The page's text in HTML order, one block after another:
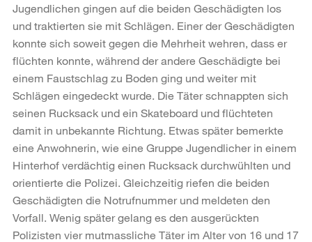
Jugendlichen gingen auf die beiden Geschädigten los
und traktierten sie mit Schlägen. Einer der Geschädigten
konnte sich soweit gegen die Mehrheit wehren, dass er
flüchten konnte, während der andere Geschädigte bei
einem Faustschlag zu Boden ging und weiter mit
Schlägen eingedeckt wurde. Die Täter schnappten sich
seinen Rucksack und ein Skateboard und flüchteten
damit in unbekannte Richtung. Etwas später bemerkte
eine Anwohnerin, wie eine Gruppe Jugendlicher in einem
Hinterhof verdächtig einen Rucksack durchwühlten und
orientierte die Polizei. Gleichzeitig riefen die beiden
Geschädigten die Notrufnummer und meldeten den
Vorfall. Wenig später gelang es den ausgerückten
Polizisten vier mutmassliche Täter im Alter von 16 und 17